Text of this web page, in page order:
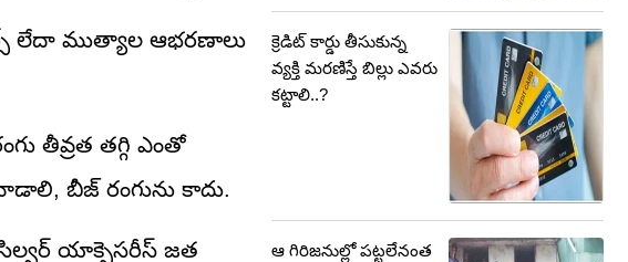
లేదా ముత్యాల ఆభరణాలు
తీవ్రత తగ్గి ఎంతో
బీజ్ రంగును కాదు.
సిల్వర్ యాక్సెసరీస్ జత
క్రెడిట్ కార్డు తీసుకున్న
వ్యక్తి మరణిస్తే బిల్లు ఎవరు
కట్టాలి..?
ఆ గిరిజనుల్లో పట్టలేనంత